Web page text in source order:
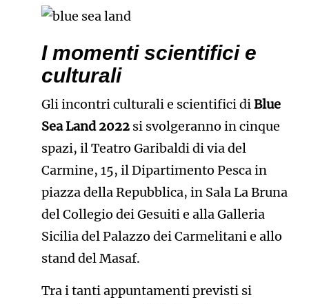
I momenti scientifici e
culturali
Gli incontri culturali e scientifici diBlue
Sea Land 2022si svolgeranno in cinque
spazi, il Teatro Garibaldi di via del
Carmine, 15, il Dipartimento Pesca in
piazza della Repubblica, in Sala La Bruna
del Collegio dei Gesuiti e alla Galleria
Sicilia del Palazzo dei Carmelitani e allo
stand del Masaf.
Tra i tanti appuntamenti previsti si